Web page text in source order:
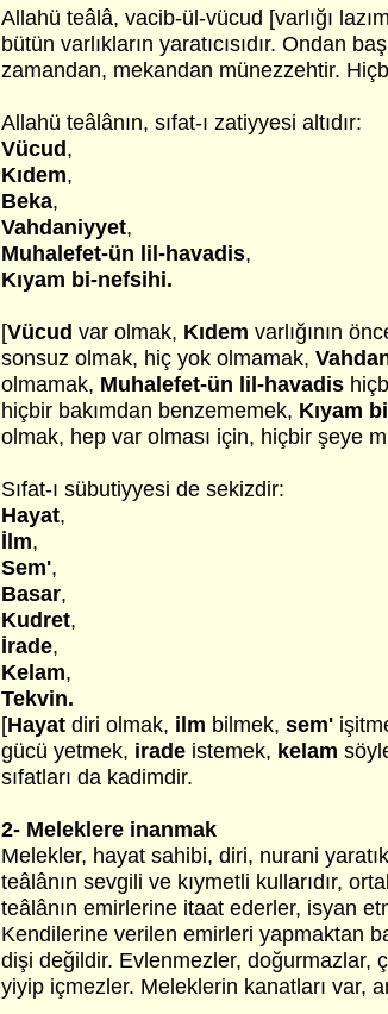
Allahü teâlâ, vacib-ül-vücud [varlığı
bütün varlıkların yaratıcısıdır. Ondan
zamandan, mekandan münezzehtir.
Allahü teâlânın, sıfat-ı zatiyyesi altıdır:
Vücud ,
Kıdem,
Beka,
Vahdaniyyet,
Muhalefet-ün lil-havadis,
Kıyam bi-nefsihi.
[Vücud var olmak, Kıdem varlığının
sonsuz olmak, hiç yok olmamak,
olmamak, Muhalefet-ün lil-havadis
hiçbir bakımdan benzememek, Kıyam
olmak, hep var olması için, hiçbir şeye
Sıfat-ı sübutiyyesi de sekizdir:
Hayat,
İlm,
Sem',
Basar,
Kudret,
İrade,
Kelam,
Tekvin.
[Hayat diri olmak, ilm bilmek, sem'
gücü yetmek, irade istemek, kelam
sıfatları da kadimdir.
2- Meleklere inanmak
Melekler, hayat sahibi, diri, nurani
teâlânın sevgili ve kıymetli kullarıdır,
teâlânın emirlerine itaat ederler, isyan
Kendilerine verilen emirleri yapmaktan
dişi değildir. Evlenmezler, doğurmazlar,
yiyip içmezler. Meleklerin kanatları var,